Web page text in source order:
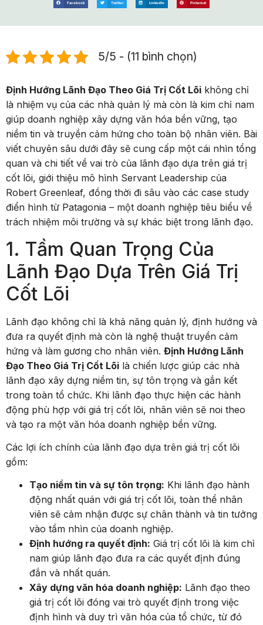
Facebook Twitter LinkedIn Pinterest
5/5 - (11 bình chọn)
Định Hướng Lãnh Đạo Theo Giá Trị Cốt Lõi không chỉ
là nhiệm vụ của các nhà quản lý mà còn là kim chỉ nam
giúp doanh nghiệp xây dựng văn hóa bền vững, tạo
niềm tin và truyền cảm hứng cho toàn bộ nhân viên. Bài
viết chuyên sâu dưới đây sẽ cung cấp một cái nhìn tổng
quan và chi tiết về vai trò của lãnh đạo dựa trên giá trị
cốt lõi, giới thiệu mô hình Servant Leadership của
Robert Greenleaf, đồng thời đi sâu vào các case study
điển hình từ Patagonia – một doanh nghiệp tiêu biểu về
trách nhiệm môi trường và sự khác biệt trong lãnh đạo.
1. Tầm Quan Trọng Của
Lãnh Đạo Dựa Trên Giá Trị
Cốt Lõi
Lãnh đạo không chỉ là khả năng quản lý, định hướng và
đưa ra quyết định mà còn là nghệ thuật truyền cảm
hứng và làm gương cho nhân viên. Định Hướng Lãnh
Đạo Theo Giá Trị Cốt Lõi là chiến lược giúp các nhà
lãnh đạo xây dựng niềm tin, sự tôn trọng và gắn kết
trong toàn tổ chức. Khi lãnh đạo thực hiện các hành
động phù hợp với giá trị cốt lõi, nhân viên sẽ noi theo
và tạo ra một văn hóa doanh nghiệp bền vững.
Các lợi ích chính của lãnh đạo dựa trên giá trị cốt lõi
gồm:
Tạo niềm tin và sự tôn trọng: Khi lãnh đạo hành
động nhất quán với giá trị cốt lõi, toàn thể nhân
viên sẽ cảm nhận được sự chân thành và tin tưởng
vào tầm nhìn của doanh nghiệp.
Định hướng ra quyết định: Giá trị cốt lõi là kim chỉ
nam giúp lãnh đạo đưa ra các quyết định đúng
đắn và nhất quán.
Xây dựng văn hóa doanh nghiệp: Lãnh đạo theo
giá trị cốt lõi đóng vai trò quyết định trong việc
định hình và duy trì văn hóa của tổ chức, từ đó